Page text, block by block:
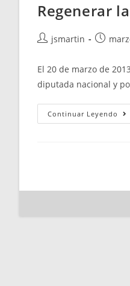
Regenerar
Autor
la
entrada:
jsmartin
entrada:
El 20 de marzo de
diputada nacional y
Continuar Leyendo
La